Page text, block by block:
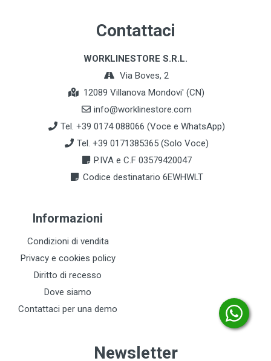
Contattaci
WORKLINESTORE S.R.L.
Via Boves, 2
12089 Villanova Mondovi' (CN)
info@worklinestore.com
Tel. +39 0174 088066 (Voce e WhatsApp)
Tel. +39 0171385365 (Solo Voce)
P.IVA e C.F 03579420047
Codice destinatario 6EWHWLT
Informazioni
Condizioni di vendita
Privacy e cookies policy
Diritto di recesso
Dove siamo
Contattaci per una demo
Newsletter